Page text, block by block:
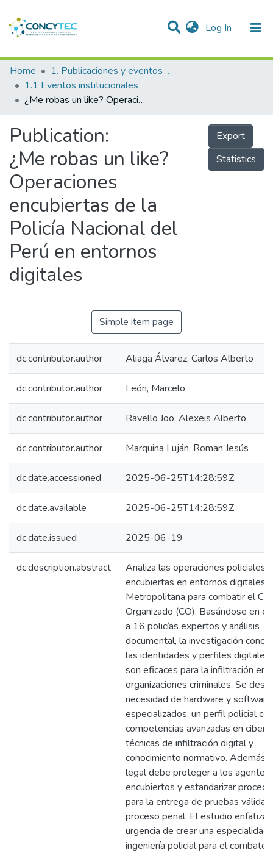
Log In (current)
Communities & Collections
Research Outputs
People
Statistics
Home
1. Publicaciones y eventos institucionales
1.1 Eventos institucionales
¿Me robas un like? Operaciones encubiertas de la Policía Nacional del Perú en entornos digitales
Publication:
¿Me robas un like?
Operaciones
encubiertas de la
Policía Nacional del
Perú en entornos
digitales
Export
Statistics
Simple item page
dc.contributor.author Aliaga Álvarez, Carlos Alberto
dc.contributor.author León, Marcelo
dc.contributor.author Ravello Joo, Alexeis Alberto
dc.contributor.author Marquina Luján, Roman Jesús
dc.date.accessioned 2025-06-25T14:28:59Z
dc.date.available 2025-06-25T14:28:59Z
dc.date.issued 2025-06-19
dc.description.abstract
Analiza las operaciones policiales
encubiertas en entornos digitales
Metropolitana para combatir el
Organizado (CO). Basándose en
a 16 policías expertos y análisis
documental, la investigación
las identidades y perfiles digitales
son eficaces para la infiltración en
organizaciones criminales. Se
necesidad de hardware y software
especializados, un perfil policial
competencias avanzadas en
técnicas de infiltración digital y
conocimiento normativo. Además,
legal debe proteger a los agentes
encubiertos y estandarizar
para la entrega de pruebas
proceso penal. El estudio enfatiza
urgencia de crear una especialidad
ingeniería policial para el combate